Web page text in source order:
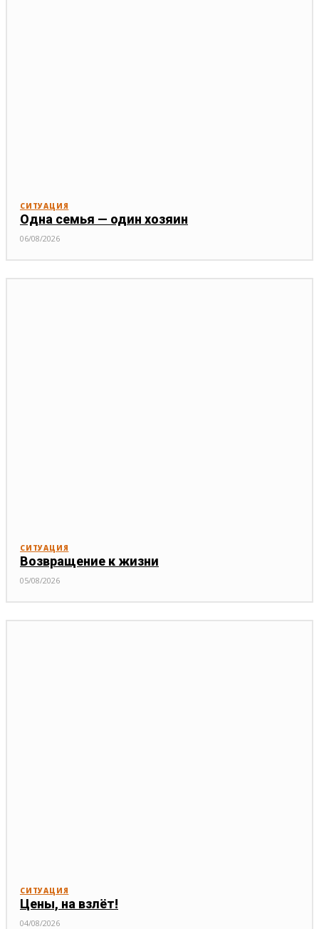
СИТУАЦИЯ
Одна семья — один хозяин
06/08/2026
СИТУАЦИЯ
Возвращение к жизни
05/08/2026
СИТУАЦИЯ
Цены, на взлёт!
04/08/2026